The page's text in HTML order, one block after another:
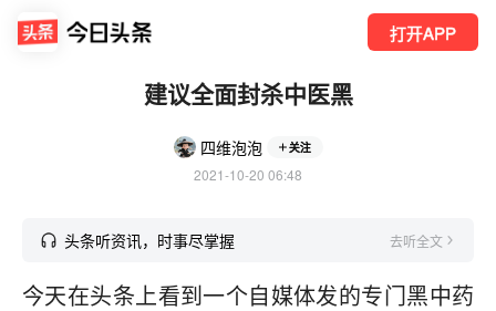
打开APP
建议全面封杀中医黑
四维泡泡 关注
2021-10-20 06:48
头条听资讯，时事尽掌握 去听全文
今天在头条上看到一个自媒体发的专门黑中药